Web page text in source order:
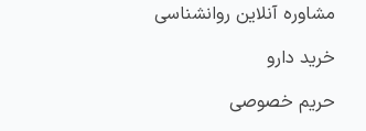
مشاوره آنلاین روانشناسی
خرید دارو
حریم خصوصی